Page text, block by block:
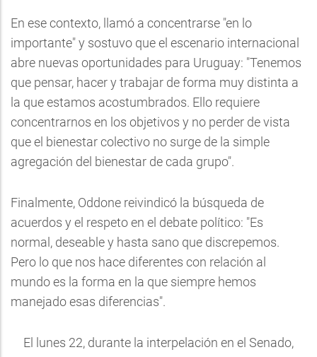
En ese contexto, llamó a concentrarse "en lo
importante" y sostuvo que el escenario internacional
abre nuevas oportunidades para Uruguay: "Tenemos
que pensar, hacer y trabajar de forma muy distinta a
la que estamos acostumbrados. Ello requiere
concentrarnos en los objetivos y no perder de vista
que el bienestar colectivo no surge de la simple
agregación del bienestar de cada grupo".
Finalmente, Oddone reivindicó la búsqueda de
acuerdos y el respeto en el debate político: "Es
normal, deseable y hasta sano que discrepemos.
Pero lo que nos hace diferentes con relación al
mundo es la forma en la que siempre hemos
manejado esas diferencias".
El lunes 22, durante la interpelación en el Senado,